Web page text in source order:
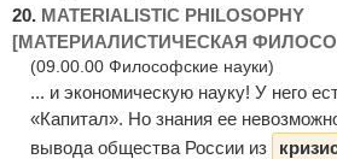
20. MATERIALISTIC PHILOSOPHY
[МАТЕРИАЛИСТИЧЕСКАЯ
(09.00.00 Философские науки)
... и экономическую науку! У него
«Капитал». Но знания ее
вывода общества России из